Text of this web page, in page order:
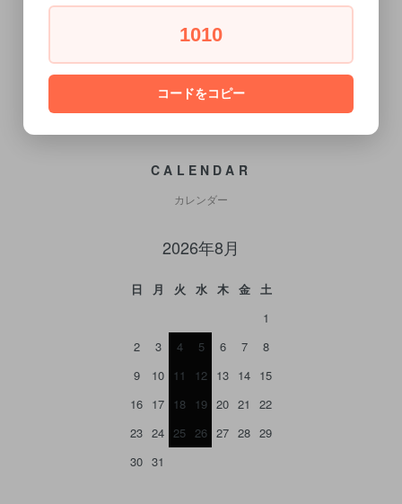
CALENDAR
カレンダー
2026年8月
日 月 火 水 木 金
土
1
2
3 4 5 6 7
8
9
10 11 12 13 14 15
16 17 18 19 20 21
22
23 24 25 26 27 28 29
30 31
1010
コードをコピー